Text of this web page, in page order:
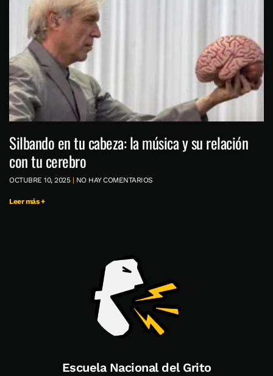
Silbando en tu cabeza: la música y su relación
con tu cerebro
OCTUBRE 10, 2025 NO HAY COMENTARIOS
Leer más +
Escuela Nacional del Grito